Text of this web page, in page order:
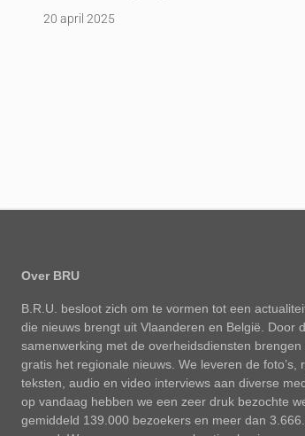
20 april 2025
Over BRU
B.R.U. besloot zich om te vormen tot een
die nieuws brengt uit Vlaanderen en België. Door
samenwerking met de overheidsdiensten brengen
gratis het regionale nieuws. We leveren de foto’s,
teksten, audio en video interviews aan diverse
op vandaag hebben we een zeer druk bezochte
gemiddeld 139.000 bezoekers en meer dan